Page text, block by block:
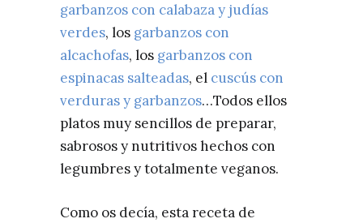
garbanzos con calabaza y judías
verdes, los garbanzos con
alcachofas, los garbanzos con
espinacas salteadas, el cuscús con
verduras y garbanzos…Todos ellos
platos muy sencillos de preparar,
sabrosos y nutritivos hechos con
legumbres y totalmente veganos.
Como os decía, esta receta de